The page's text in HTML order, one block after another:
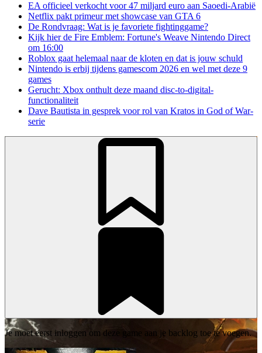
EA officieel verkocht voor 47 miljard euro aan Saoedi-Arabië
Netflix pakt primeur met showcase van GTA 6
De Rondvraag: Wat is je favoriete fightinggame?
Kijk hier de Fire Emblem: Fortune's Weave Nintendo Direct
om 16:00
Roblox gaat helemaal naar de kloten en dat is jouw schuld
Nintendo is erbij tijdens gamescom 2026 en wel met deze 9
games
Gerucht: Xbox onthult deze maand disc-to-digital-
functionaliteit
Dave Bautista in gesprek voor rol van Kratos in God of War-
serie
Je moet eerst inloggen om deze game aan je backlog toe te voegen.